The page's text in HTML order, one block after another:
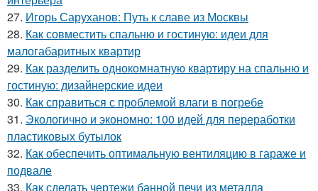
27. Игорь Саруханов: Путь к славе из Москвы
28. Как совместить спальню и гостиную: идеи для
малогабаритных квартир
29. Как разделить однокомнатную квартиру на спальню и
гостиную: дизайнерские идеи
30. Как справиться с проблемой влаги в погребе
31. Экологично и экономно: 100 идей для переработки
пластиковых бутылок
32. Как обеспечить оптимальную вентиляцию в гараже и
подвале
33. Как сделать чертежи банной печи из металла